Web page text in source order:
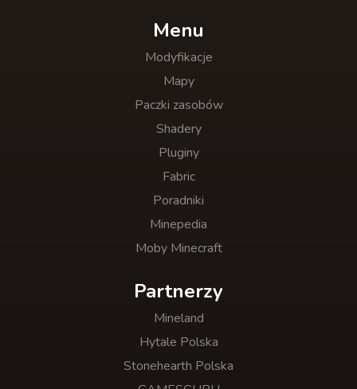
Menu
Modyfikacje
Mapy
Paczki zasobów
Shadery
Pluginy
Fabric
Poradniki
Minepedia
Moby Minecraft
Partnerzy
Mineland
Hytale Polska
Stonehearth Polska